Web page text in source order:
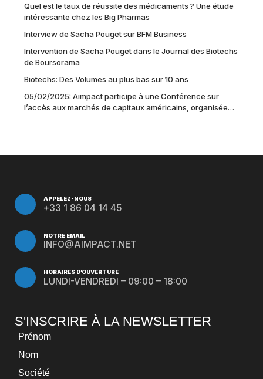
Quel est le taux de réussite des médicaments ? Une étude
intéressante chez les Big Pharmas
Interview de Sacha Pouget sur BFM Business
Intervention de Sacha Pouget dans le Journal des Biotechs
de Boursorama
Biotechs: Des Volumes au plus bas sur 10 ans
05/02/2025: Aimpact participe à une Conférence sur
l’accès aux marchés de capitaux américains, organisée
APPELEZ-NOUS
+33 1 86 04 14 45
NOTRE EMAIL
INFO@AIMPACT.NET
HORAIRES D’OUVERTURE
LUNDI-VENDREDI – 09:00 – 18:00
S'INSCRIRE À LA NEWSLETTER